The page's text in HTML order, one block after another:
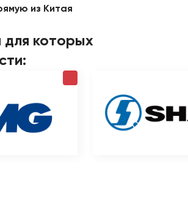
из Китая
для которых